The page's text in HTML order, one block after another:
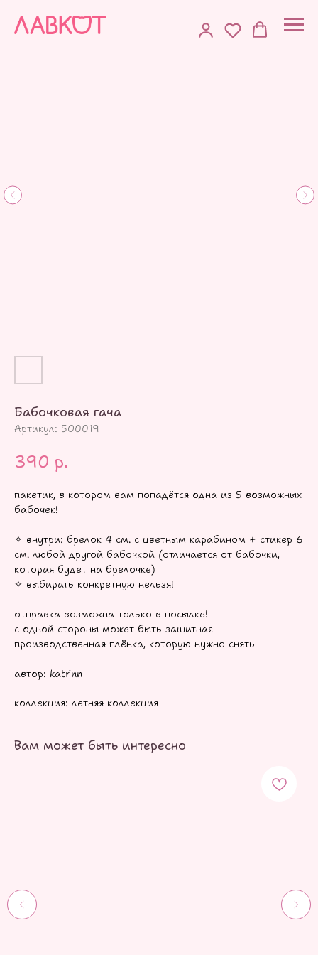
Бабочковая гача
Артикул: 500019
390 р.
пакетик, в котором вам попадётся одна из 5 возможных
бабочек!
✧ внутри: брелок 4 см. с цветным карабином + стикер 6
см. любой другой бабочкой (отличается от бабочки,
которая будет на брелочке)
✧ выбирать конкретную нельзя!
отправка возможна только в посылке!
с одной стороны может быть защитная
производственная плёнка, которую нужно снять
автор: katrinn
коллекция: летняя коллекция
Вам может быть интересно